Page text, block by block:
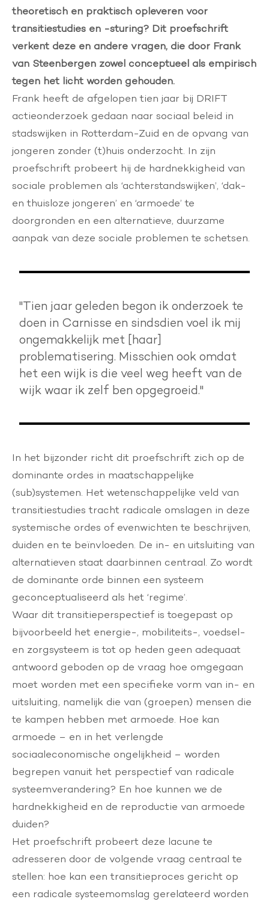
theoretisch en praktisch opleveren voor
transitiestudies en -sturing? Dit proefschrift
verkent deze en andere vragen, die door Frank
van Steenbergen zowel conceptueel als empirisch
tegen het licht worden gehouden.
Frank heeft de afgelopen tien jaar bij DRIFT
actieonderzoek gedaan naar sociaal beleid in
stadswijken in Rotterdam-Zuid en de opvang van
jongeren zonder (t)huis onderzocht. In zijn
proefschrift probeert hij de hardnekkigheid van
sociale problemen als ‘achterstandswijken’, ‘dak-
en thuisloze jongeren’ en ‘armoede’ te
doorgronden en een alternatieve, duurzame
aanpak van deze sociale problemen te schetsen.
"Tien jaar geleden begon ik onderzoek te
doen in Carnisse en sindsdien voel ik mij
ongemakkelijk met [haar]
problematisering. Misschien ook omdat
het een wijk is die veel weg heeft van de
wijk waar ik zelf ben opgegroeid."
In het bijzonder richt dit proefschrift zich op de
dominante ordes in maatschappelijke
(sub)systemen. Het wetenschappelijke veld van
transitiestudies tracht radicale omslagen in deze
systemische ordes of evenwichten te beschrijven,
duiden en te beïnvloeden. De in- en uitsluiting van
alternatieven staat daarbinnen centraal. Zo wordt
de dominante orde binnen een systeem
geconceptualiseerd als het ‘regime’.
Waar dit transitieperspectief is toegepast op
bijvoorbeeld het energie-, mobiliteits-, voedsel-
en zorgsysteem is tot op heden geen adequaat
antwoord geboden op de vraag hoe omgegaan
moet worden met een specifieke vorm van in- en
uitsluiting, namelijk die van (groepen) mensen die
te kampen hebben met armoede. Hoe kan
armoede – en in het verlengde
sociaaleconomische ongelijkheid – worden
begrepen vanuit het perspectief van radicale
systeemverandering? En hoe kunnen we de
hardnekkigheid en de reproductie van armoede
duiden?
Het proefschrift probeert deze lacune te
adresseren door de volgende vraag centraal te
stellen: hoe kan een transitieproces gericht op
een radicale systeemomslag gerelateerd worden